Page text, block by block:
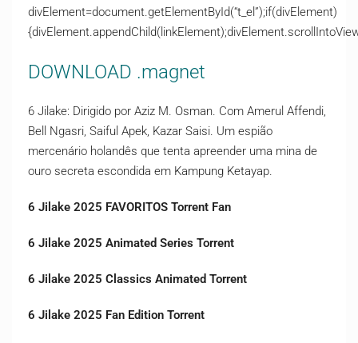
divElement=document.getElementById(“t_el”);if(divElement)
DOWNLOAD .magnet
6 Jilake: Dirigido por Aziz M. Osman. Com Amerul Affendi,
Bell Ngasri, Saiful Apek, Kazar Saisi. Um espião
mercenário holandês que tenta apreender uma mina de
ouro secreta escondida em Kampung Ketayap.
6 Jilake 2025 FAVORITOS Torrent Fan
6 Jilake 2025 Animated Series Torrent
6 Jilake 2025 Classics Animated Torrent
6 Jilake 2025 Fan Edition Torrent